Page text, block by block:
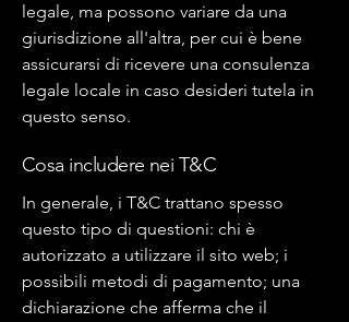
legale, ma possono variare da una
giurisdizione all'altra, per cui è bene
assicurarsi di ricevere una consulenza
legale locale in caso desideri tutela in
questo senso.
Cosa includere nei T&C
In generale, i T&C trattano spesso
questo tipo di questioni: chi è
autorizzato a utilizzare il sito web; i
possibili metodi di pagamento; una
dichiarazione che afferma che il